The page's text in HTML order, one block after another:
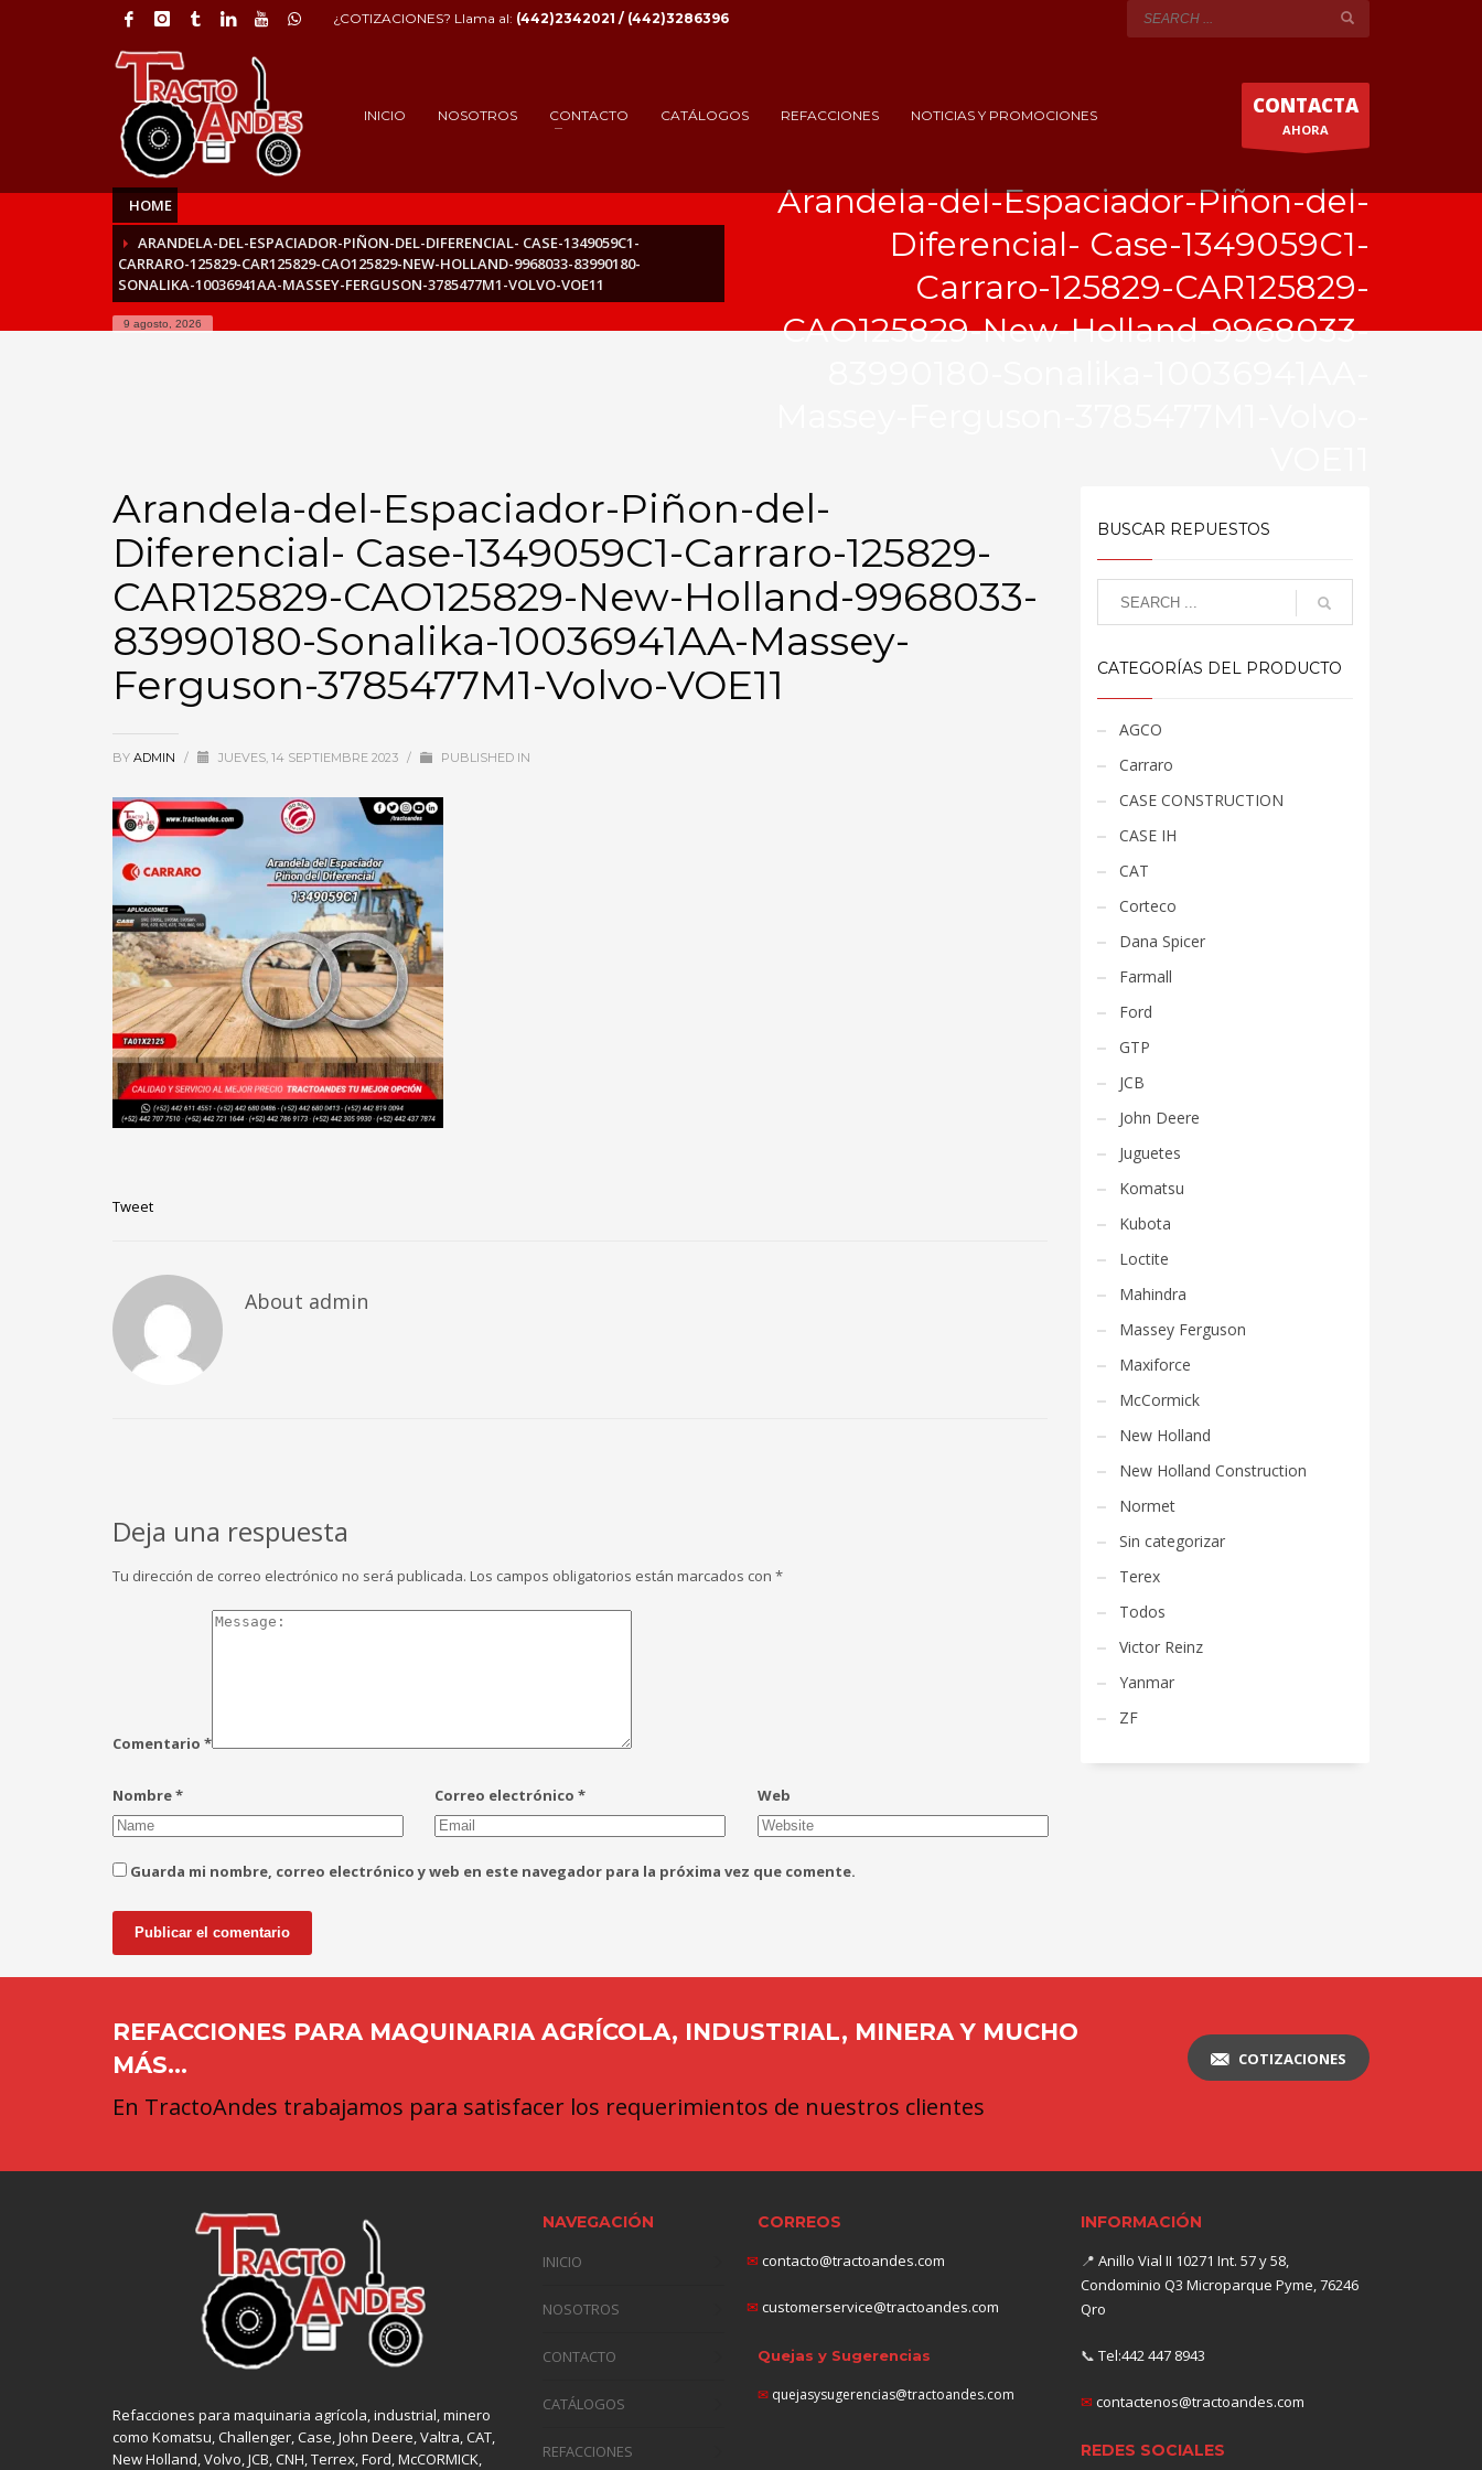
¿COTIZACIONES? Llama al: (442)2342021 / (442)3286396
INICIO NOSOTROS CONTACTO CATÁLOGOS REFACCIONES NOTICIAS Y PROMOCIONES CONTACTA
AHORA
HOME
ARANDELA-DEL-ESPACIADOR-PIÑON-DEL-DIFERENCIAL- CASE-1349059C1-
CARRARO-125829-CAR125829-CAO125829-NEW-HOLLAND-9968033-83990180-
SONALIKA-10036941AA-MASSEY-FERGUSON-3785477M1-VOLVO-VOE11
9 agosto, 2026
Arandela-del-Espaciador-Piñon-del-
Diferencial- Case-1349059C1-
Carraro-125829-CAR125829-
CAO125829-New-Holland-9968033-
Arandela-del-Espaciador-Piñon-del-
Diferencial- Case-1349059C1-Carraro-125829-
CAR125829-CAO125829-New-Holland-9968033-
83990180-Sonalika-10036941AA-Massey-
Ferguson-3785477M1-Volvo-VOE11
BY ADMIN / JUEVES, 14 SEPTIEMBRE 2023 / PUBLISHED IN
Tweet
About admin
Deja una respuesta
Tu dirección de correo electrónico no será publicada. Los campos obligatorios están marcados con *
Comentario *
Nombre* Correo electrónico* Web
Guarda mi nombre, correo electrónico y web en este navegador para la próxima vez que comente.
BUSCAR REPUESTOS
CATEGORÍAS DEL PRODUCTO
AGCO
Carraro
CASE CONSTRUCTION
CASE IH
CAT
Corteco
Dana Spicer
Farmall
Ford
GTP
JCB
John Deere
Juguetes
Komatsu
Kubota
Loctite
Mahindra
Massey Ferguson
Maxiforce
McCormick
New Holland
New Holland Construction
Normet
Sin categorizar
Terex
Todos
Victor Reinz
Yanmar
ZF
REFACCIONES PARA MAQUINARIA AGRÍCOLA, INDUSTRIAL, MINERA Y MUCHO
MÁS...
En TractoAndes trabajamos para satisfacer los requerimientos de nuestros clientes
COTIZACIONES
Refacciones para maquinaria agrícola, industrial, minero
como Komatsu, Challenger,Case,John Deere, Valtra,CAT,
New Holland, Volvo,JCB,CNH, Terrex,Ford, McCORMICK,
NAVEGACIÓN
INICIO
NOSOTROS
CONTACTO
CATÁLOGOS
REFACCIONES
CORREOS
✉ contacto@tractoandes.com
✉ customerservice@tractoandes.com
Quejas y Sugerencias
✉ quejasysugerencias@tractoandes.com
INFORMACIÓN
📍 Anillo Vial II 10271 Int. 57 y 58,
Condominio Q3 Microparque Pyme, 76246
Qro
📞 Tel:442 447 8943
✉ contactenos@tractoandes.com
REDES SOCIALES